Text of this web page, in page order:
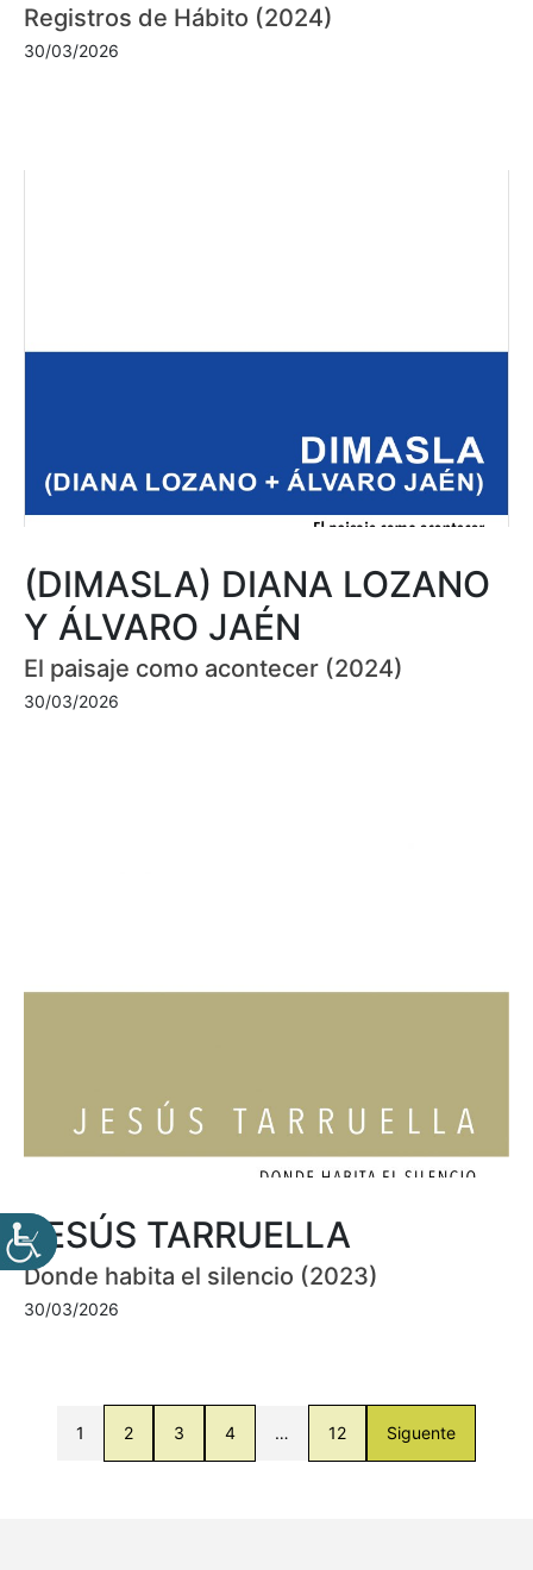
Registros de Hábito (2024)
30/03/2026
(DIMASLA) DIANA LOZANO
Y ÁLVARO JAÉN
El paisaje como acontecer (2024)
30/03/2026
JESÚS TARRUELLA
Donde habita el silencio (2023)
30/03/2026
1 2 3 4 … 12 Siguente